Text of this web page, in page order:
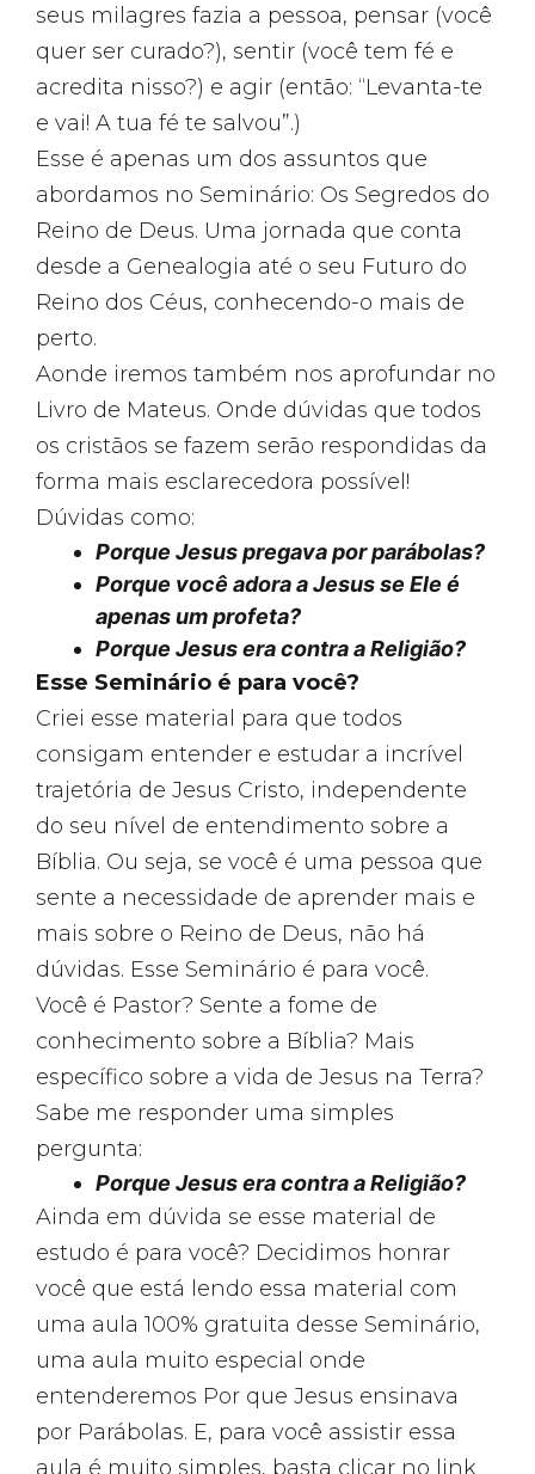
seus milagres fazia a pessoa, pensar (você
quer ser curado?), sentir (você tem fé e
acredita nisso?) e agir (então: “Levanta-te
e vai! A tua fé te salvou”.)
Esse é apenas um dos assuntos que
abordamos no Seminário: Os Segredos do
Reino de Deus. Uma jornada que conta
desde a Genealogia até o seu Futuro do
Reino dos Céus, conhecendo-o mais de
perto.
Aonde iremos também nos aprofundar no
Livro de Mateus. Onde dúvidas que todos
os cristãos se fazem serão respondidas da
forma mais esclarecedora possível!
Dúvidas como:
Porque Jesus pregava por parábolas?
Porque você adora a Jesus se Ele é
apenas um profeta?
Porque Jesus era contra a Religião?
Esse Seminário é para você?
Criei esse material para que todos
consigam entender e estudar a incrível
trajetória de Jesus Cristo, independente
do seu nível de entendimento sobre a
Bíblia. Ou seja, se você é uma pessoa que
sente a necessidade de aprender mais e
mais sobre o Reino de Deus, não há
dúvidas. Esse Seminário é para você.
Você é Pastor? Sente a fome de
conhecimento sobre a Bíblia? Mais
específico sobre a vida de Jesus na Terra?
Sabe me responder uma simples
pergunta:
Porque Jesus era contra a Religião?
Ainda em dúvida se esse material de
estudo é para você? Decidimos honrar
você que está lendo essa material com
uma aula 100% gratuita desse Seminário,
uma aula muito especial onde
entenderemos Por que Jesus ensinava
por Parábolas. E, para você assistir essa
aula é muito simples, basta clicar no link